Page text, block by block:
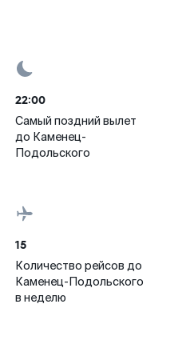
22:00
Самый поздний вылет
до Каменец-
Подольского
15
Количество рейсов до
Каменец-Подольского
в неделю